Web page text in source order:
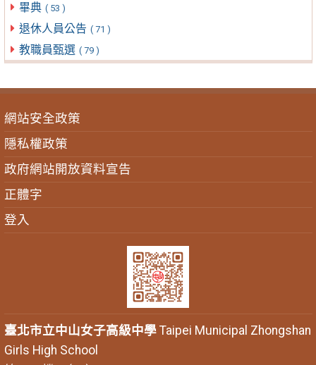
畢典 ( 53 )
退休人員公告 ( 71 )
教職員甄選 ( 79 )
網站安全政策
隱私權政策
政府網站開放資料宣告
正體字
登入
臺北市立中山女子高級中學Taipei Municipal Zhongshan
Girls High School